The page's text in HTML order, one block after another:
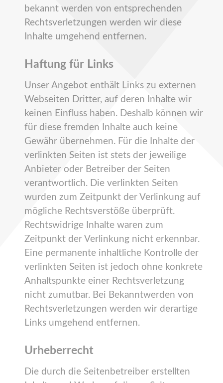
bekannt werden von entsprechenden
Rechtsverletzungen werden wir diese
Inhalte umgehend entfernen.
Haftung für Links
Unser Angebot enthält Links zu externen
Webseiten Dritter, auf deren Inhalte wir
keinen Einfluss haben. Deshalb können wir
für diese fremden Inhalte auch keine
Gewähr übernehmen. Für die Inhalte der
verlinkten Seiten ist stets der jeweilige
Anbieter oder Betreiber der Seiten
verantwortlich. Die verlinkten Seiten
wurden zum Zeitpunkt der Verlinkung auf
mögliche Rechtsverstöße überprüft.
Rechtswidrige Inhalte waren zum
Zeitpunkt der Verlinkung nicht erkennbar.
Eine permanente inhaltliche Kontrolle der
verlinkten Seiten ist jedoch ohne konkrete
Anhaltspunkte einer Rechtsverletzung
nicht zumutbar. Bei Bekanntwerden von
Rechtsverletzungen werden wir derartige
Links umgehend entfernen.
Urheberrecht
Die durch die Seitenbetreiber erstellten